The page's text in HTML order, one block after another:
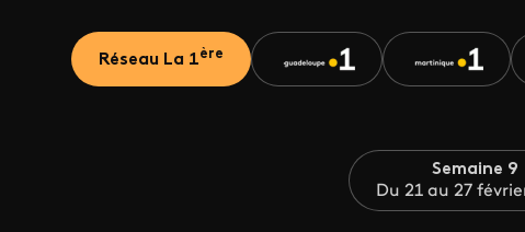
Réseau La 1ère
Semaine 9
Du 21 au 27